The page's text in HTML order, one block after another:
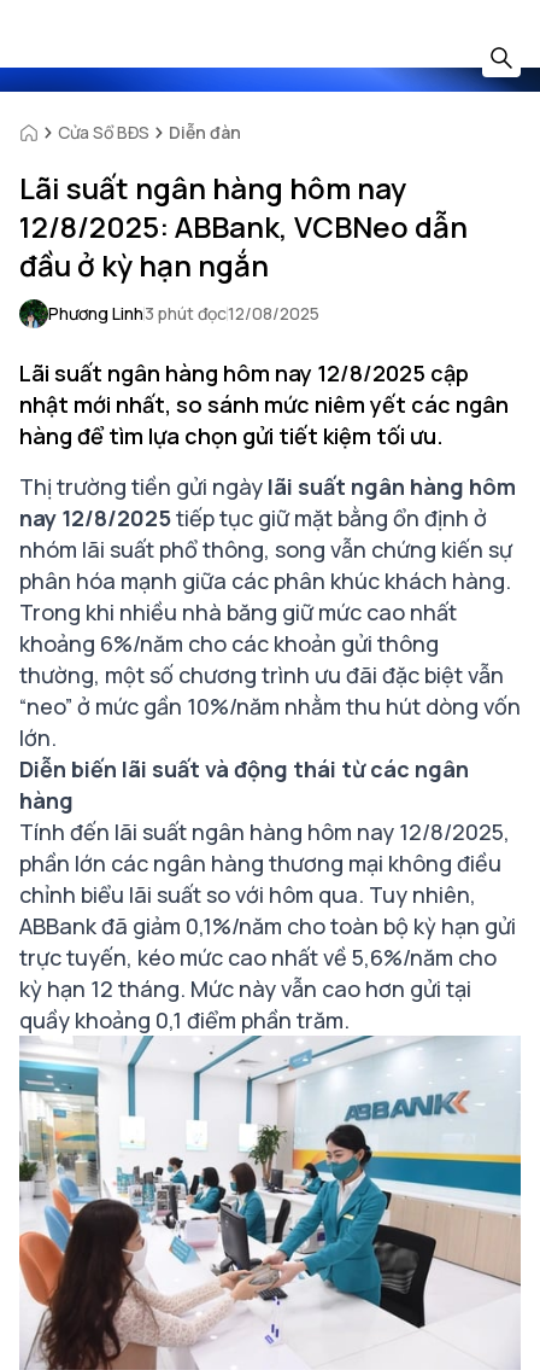
Cửa Sổ BĐS Diễn đàn
Lãi suất ngân hàng hôm nay
12/8/2025: ABBank, VCBNeo dẫn
đầu ở kỳ hạn ngắn
Phương Linh3 phút đọc12/08/2025
Lãi suất ngân hàng hôm nay 12/8/2025 cập
nhật mới nhất, so sánh mức niêm yết các ngân
hàng để tìm lựa chọn gửi tiết kiệm tối ưu.
Thị trường tiền gửi ngày lãi suất ngân hàng hôm
nay 12/8/2025tiếp tục giữ mặt bằng ổn định ở
nhóm lãi suất phổ thông, song vẫn chứng kiến sự
phân hóa mạnh giữa các phân khúc khách hàng.
Trong khi nhiều nhà băng giữ mức cao nhất
khoảng 6%/năm cho các khoản gửi thông
thường, một số chương trình ưu đãi đặc biệt vẫn
“neo” ở mức gần 10%/năm nhằm thu hút dòng vốn
lớn.
Diễn biến lãi suất và động thái từ các ngân
hàng
Tính đến lãi suất ngân hàng hôm nay 12/8/2025,
phần lớn các ngân hàng thương mại không điều
chỉnh biểu lãi suất so với hôm qua. Tuy nhiên,
ABBank đã giảm 0,1%/năm cho toàn bộ kỳ hạn gửi
trực tuyến, kéo mức cao nhất về 5,6%/năm cho
kỳ hạn 12 tháng. Mức này vẫn cao hơn gửi tại
quầy khoảng 0,1 điểm phần trăm.